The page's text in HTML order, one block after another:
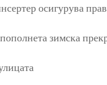
осигурува
зимска